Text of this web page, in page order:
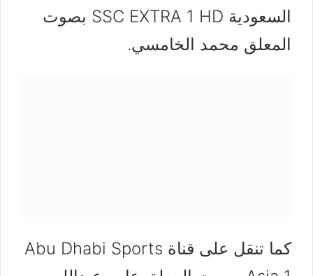
السعودية SSC EXTRA 1 HD بصوت
المعلق محمد الخامسي.
كما تنقل على قناة Abu Dhabi Sports